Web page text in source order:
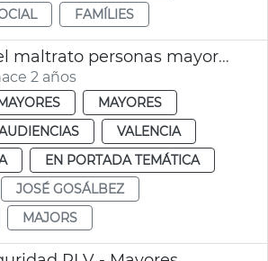
FAMÍLIES
Día contra el maltrato personas mayores
2 años
MAYORES
VALENCIA
EN PORTADA TEMÁTICA
JOSÉ GOSÁLBEZ
MAJORS